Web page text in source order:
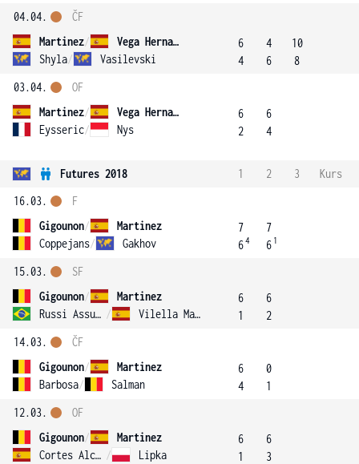
04.04.
Martinez/
Vega Hernandez
Shyla/ Vasilevski
ČF
6
4
4
6
10
8
03.04.
Martinez/
Vega Hernandez
Eysseric/ Nys
OF
6
2
6
4
Futures 2018 1 2 3
Kurs
16.03.
Gigounon/
Martinez
Coppejans/ Gakhov
F
7
64
7
6 1
15.03.
Gigounon/
Martinez
Russi Assumpcao / Vilella Martinez
SF
6
1
6
2
14.03.
Gigounon/
Martinez
Barbosa/ Salman
ČF
6
4
0
1
12.03.
Gigounon/
Martinez
Cortes Alcaraz / Lipka
OF
6
1
6
3